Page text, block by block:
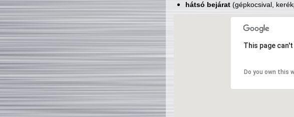
hátsó bejárat(gépkocsival,
This page
Do you own this